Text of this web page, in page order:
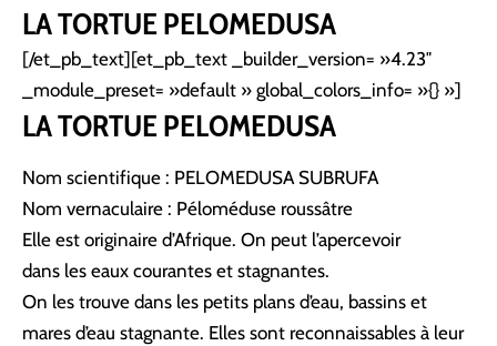
LA TORTUE PELOMEDUSA
[/et_pb_text][et_pb_text _builder_version= »4.23″
_module_preset= »default » global_colors_info= »{} »]
LA TORTUE PELOMEDUSA
Nom scientifique : PELOMEDUSA SUBRUFA
Nom vernaculaire : Péloméduse roussâtre
Elle est originaire d’Afrique. On peut l’apercevoir
dans les eaux courantes et stagnantes.
On les trouve dans les petits plans d’eau, bassins et
mares d’eau stagnante. Elles sont reconnaissables à leur